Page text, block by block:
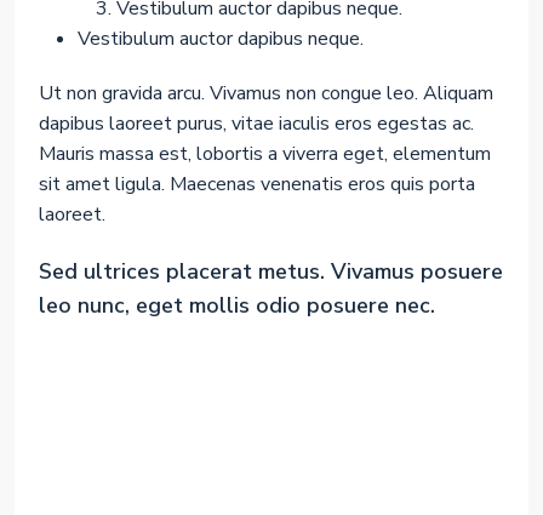
Vestibulum auctor dapibus neque.
Vestibulum auctor dapibus neque.
Ut non gravida arcu. Vivamus non congue leo. Aliquam
dapibus laoreet purus, vitae iaculis eros egestas ac.
Mauris massa est, lobortis a viverra eget, elementum
sit amet ligula. Maecenas venenatis eros quis porta
laoreet.
Sed ultrices placerat metus. Vivamus posuere
leo nunc, eget mollis odio posuere nec.